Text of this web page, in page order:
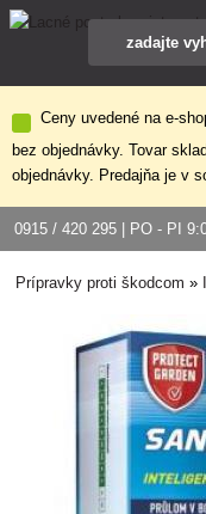
Ceny uvedené na e-
bez objednávky. Tovar
objednávky. Predajňa je v
0915 / 420 295 | PO - PI
Prípravky proti škodcom »